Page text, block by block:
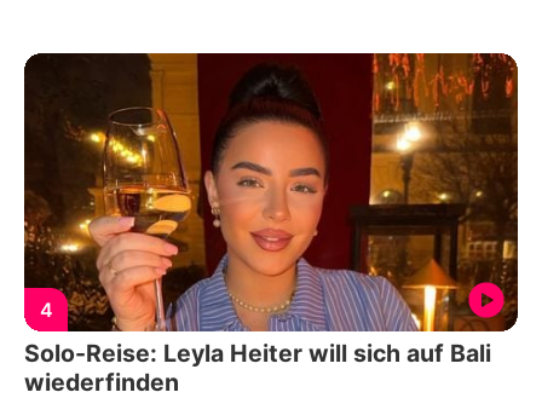
4
Solo-Reise: Leyla Heiter will sich auf Bali
wiederfinden